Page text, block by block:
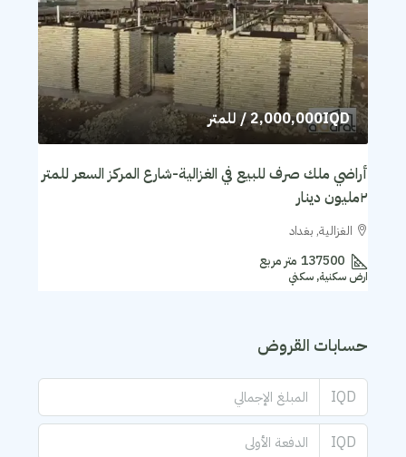
2,000,000IQD/ للمتر
أراضي ملك صرف للبيع في الغزالية-شارع المركز السعر للمتر
٢مليون دينار
الغزالية, بغداد
137500 متر مربع
ارض سكنية, سكني
حسابات القروض
IQD
IQD